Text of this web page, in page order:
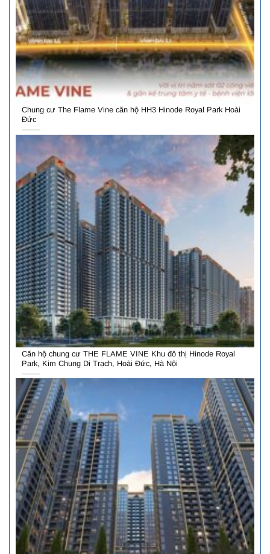
Chung cư The Flame Vine căn hộ HH3 Hinode Royal Park Hoài
Đức
Căn hộ chung cư THE FLAME VINE Khu đô thị Hinode Royal
Park, Kim Chung Di Trạch, Hoài Đức, Hà Nội